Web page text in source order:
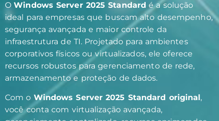
OWindows Server 2025 Standard é a solução
ideal para empresas que buscam alto desempenho,
segurança avançada e maior controle da
infraestrutura de TI. Projetado para ambientes
corporativos físicos ou virtualizados, ele oferece
recursos robustos para gerenciamento de rede,
armazenamento e proteção de dados.
Com o Windows Server 2025 Standard original,
você conta com virtualização avançada,